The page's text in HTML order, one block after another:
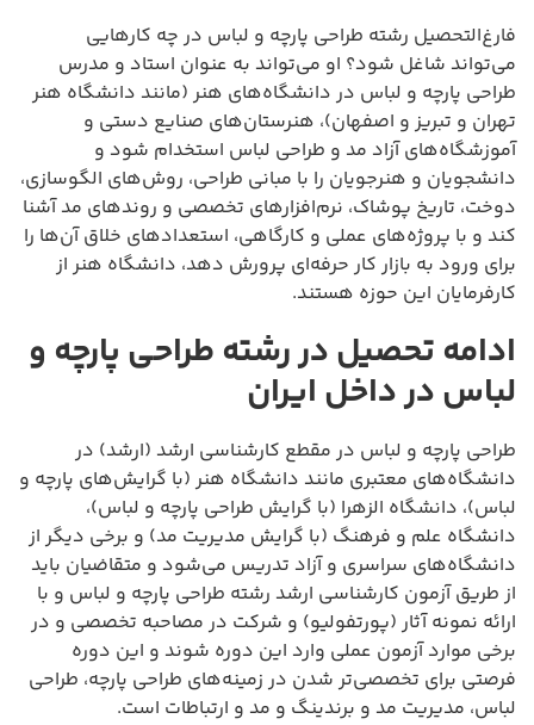
فارغ‌التحصیل رشته طراحی پارچه و لباس در چه کارهایی
می‌تواند شاغل شود؟ او می‌تواند به عنوان استاد و مدرس
طراحی پارچه و لباس در دانشگاه‌های هنر (مانند دانشگاه هنر
تهران و تبریز و اصفهان)، هنرستان‌های صنایع دستی و
آموزشگاه‌های آزاد مد و طراحی لباس استخدام شود و
دانشجویان و هنرجویان را با مبانی طراحی، روش‌های الگوسازی،
دوخت، تاریخ پوشاک، نرم‌افزارهای تخصصی و روندهای مد آشنا
کند و با پروژه‌های عملی و کارگاهی، استعدادهای خلاق آن‌ها را
برای ورود به بازار کار حرفه‌ای پرورش دهد، دانشگاه هنر از
کارفرمایان این حوزه هستند.
ادامه تحصیل در رشته طراحی پارچه و
لباس در داخل ایران
طراحی پارچه و لباس در مقطع کارشناسی ارشد (ارشد) در
دانشگاه‌های معتبری مانند دانشگاه هنر (با گرایش‌های پارچه و
لباس)، دانشگاه الزهرا (با گرایش طراحی پارچه و لباس)،
دانشگاه علم و فرهنگ (با گرایش مدیریت مد) و برخی دیگر از
دانشگاه‌های سراسری و آزاد تدریس می‌شود و متقاضیان باید
از طریق آزمون کارشناسی ارشد رشته طراحی پارچه و لباس و با
ارائه نمونه آثار (پورتفولیو) و شرکت در مصاحبه تخصصی و در
برخی موارد آزمون عملی وارد این دوره شوند و این دوره
فرصتی برای تخصصی‌تر شدن در زمینه‌های طراحی پارچه، طراحی
لباس، مدیریت مد و برندینگ و مد و ارتباطات است.